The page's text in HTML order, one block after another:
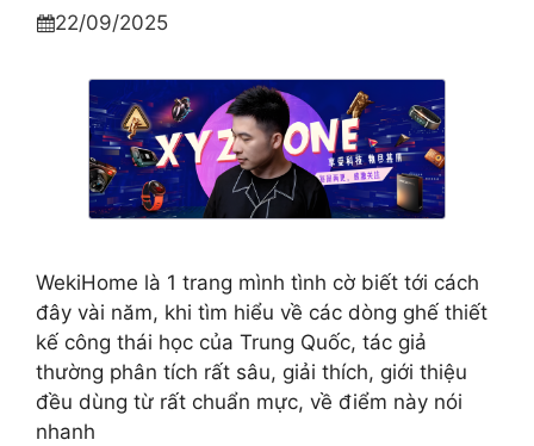
22/09/2025
WekiHome là 1 trang mình tình cờ biết tới cách
đây vài năm, khi tìm hiểu về các dòng ghế thiết
kế công thái học của Trung Quốc, tác giả
thường phân tích rất sâu, giải thích, giới thiệu
đều dùng từ rất chuẩn mực, về điểm này nói
nhanh